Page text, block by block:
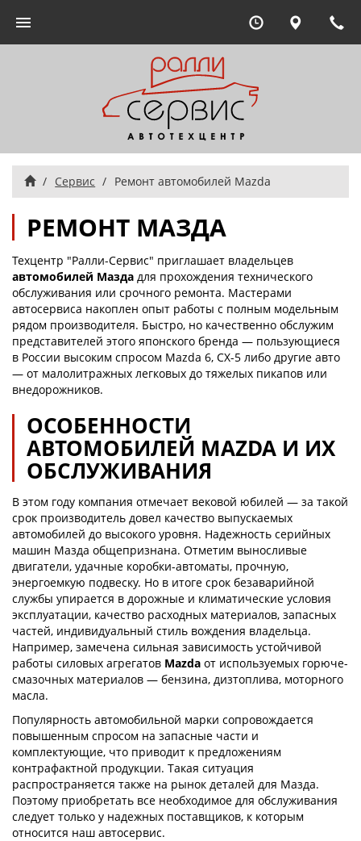
Главная
Сервис Ремонт автомобилей Mazda
РЕМОНТ МАЗДА
Техцентр "Ралли-Сервис" приглашает владельцев
автомобилей Мазда для прохождения технического
обслуживания или срочного ремонта. Мастерами
автосервиса накоплен опыт работы с полным модельным
рядом производителя. Быстро, но качественно обслужим
представителей этого японского бренда — пользующиеся
в России высоким спросом Mazda 6, CX-5 либо другие авто
— от малолитражных легковых до тяжелых пикапов или
внедорожников.
ОСОБЕННОСТИ
АВТОМОБИЛЕЙ MAZDA И ИХ
ОБСЛУЖИВАНИЯ
В этом году компания отмечает вековой юбилей — за такой
срок производитель довел качество выпускаемых
автомобилей до высокого уровня. Надежность серийных
машин Мазда общепризнана. Отметим выносливые
двигатели, удачные коробки-автоматы, прочную,
энергоемкую подвеску. Но в итоге срок безаварийной
службы упирается в дорожные и климатические условия
эксплуатации, качество расходных материалов, запасных
частей, индивидуальный стиль вождения владельца.
Например, замечена сильная зависимость устойчивой
работы силовых агрегатов Mazda от используемых горюче-
смазочных материалов — бензина, дизтоплива, моторного
масла.
Популярность автомобильной марки сопровождается
повышенным спросом на запасные части и
комплектующие, что приводит к предложениям
контрафактной продукции. Такая ситуация
распространяется также на рынок деталей для Мазда.
Поэтому приобретать все необходимое для обслуживания
следует только у надежных поставщиков, к которым
относится наш автосервис.
Переключить
ЕжедневноМосква,